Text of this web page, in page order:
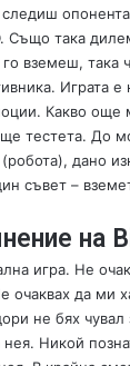
Също така
го вземеш, така
Играта е
Какво още
тестета. До
дано
съвет –
на
игра. Не
очаквах да ми
не бях чувал
нея. Никой